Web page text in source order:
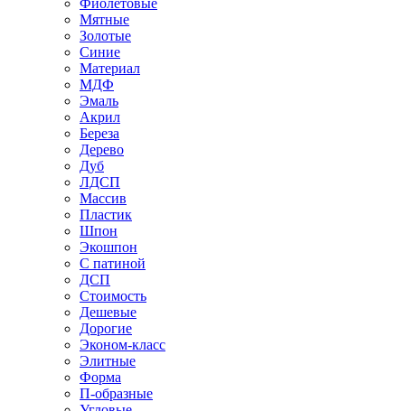
Фиолетовые
Мятные
Золотые
Синие
Материал
МДФ
Эмаль
Акрил
Береза
Дерево
Дуб
ЛДСП
Массив
Пластик
Шпон
Экошпон
С патиной
ДСП
Стоимость
Дешевые
Дорогие
Эконом-класс
Элитные
Форма
П-образные